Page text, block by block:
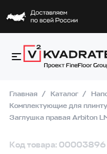
Главная Каталог
Комплектующие для
Заглушка правая Arbiton
Код товара: 00003896